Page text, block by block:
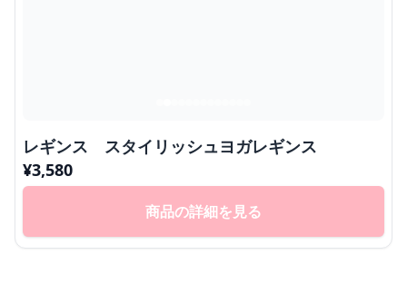
レギンス スタイリッシュヨガレギンス
¥3,580
商品の詳細を見る